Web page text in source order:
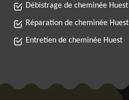
Débistrage de cheminée Huest
Réparation de cheminée Huest
Entretien de cheminée Huest